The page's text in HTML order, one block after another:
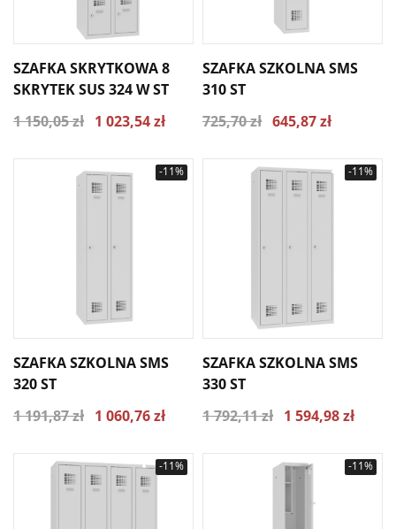
SZAFKA SKRYTKOWA 8
SKRYTEK SUS 324 W ST
1 150,05 zł 1 023,54 zł
SZAFKA SZKOLNA SMS
310 ST
725,70 zł 645,87 zł
-11%
SZAFKA SZKOLNA SMS
320 ST
1 191,87 zł 1 060,76 zł
-11%
SZAFKA SZKOLNA SMS
330 ST
1 792,11 zł 1 594,98 zł
-11% -11%